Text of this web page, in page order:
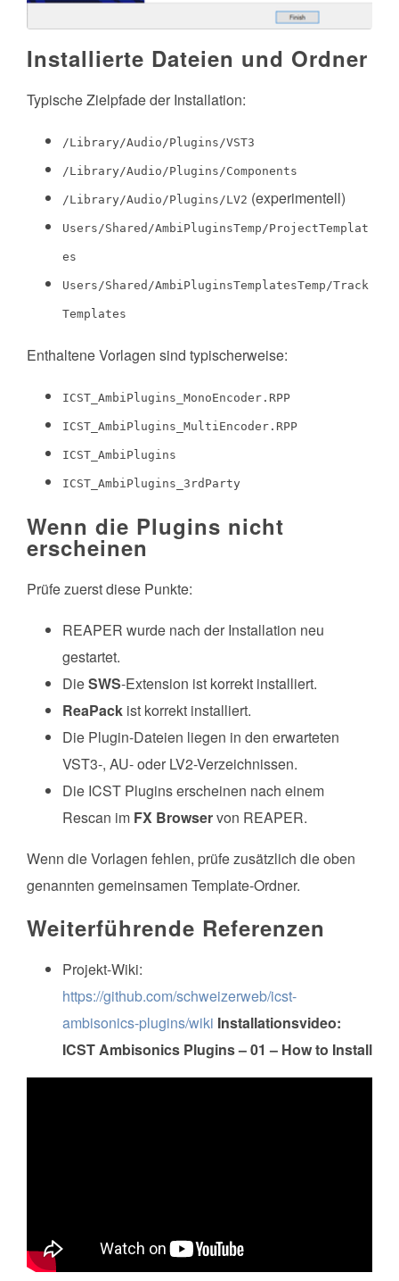
Installierte Dateien und Ordner
Typische Zielpfade der Installation:
/Library/Audio/Plugins/VST3
/Library/Audio/Plugins/Components
/Library/Audio/Plugins/LV2 (experimentell)
Users/Shared/AmbiPluginsTemp/ProjectTemplat
es
Users/Shared/AmbiPluginsTemplatesTemp/Track
Templates
Enthaltene Vorlagen sind typischerweise:
ICST_AmbiPlugins_MonoEncoder.RPP
ICST_AmbiPlugins_MultiEncoder.RPP
ICST_AmbiPlugins
ICST_AmbiPlugins_3rdParty
Wenn die Plugins nicht
erscheinen
Prüfe zuerst diese Punkte:
REAPER wurde nach der Installation neu
gestartet.
DieSWS-Extension ist korrekt installiert.
ReaPack ist korrekt installiert.
Die Plugin-Dateien liegen in den erwarteten
VST3-, AU- oder LV2-Verzeichnissen.
Die ICST Plugins erscheinen nach einem
Rescan im FX Browservon REAPER.
Wenn die Vorlagen fehlen, prüfe zusätzlich die oben
genannten gemeinsamen Template-Ordner.
Weiterführende Referenzen
Projekt-Wiki:
https://github.com/schweizerweb/icst-
ambisonics-plugins/wiki Installationsvideo:
ICST Ambisonics Plugins – 01 – How to Install